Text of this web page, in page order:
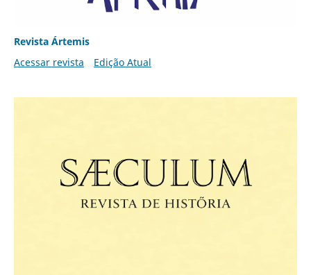
Revista Ártemis
Acessar revista
Edição Atual